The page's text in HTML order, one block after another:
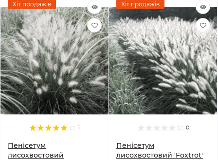
Хіт продажів
1
Пенісетум
лисохвостовий
Хіт продажів
0
Пенісетум
лисохвостовий 'Foxtrot'